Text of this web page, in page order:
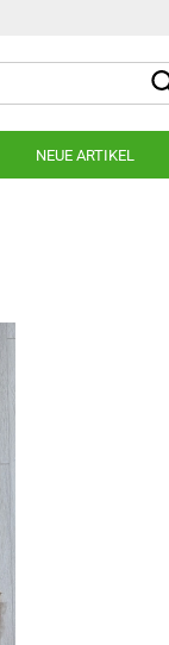
NEUE ARTIKEL